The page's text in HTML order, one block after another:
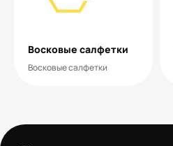
Восковые салфетки
Восковые салфетки